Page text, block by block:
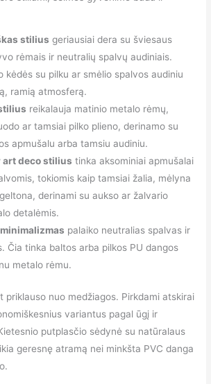
stilius geriausiai dera su šviesaus
rėmais ir neutralių spalvų audiniais.
kėdės su pilku ar smėlio spalvos audiniu
ramią atmosferą.
reikalauja matinio metalo rėmų,
ar tamsiai pilko plieno, derinamo su
apmušalu arba tamsiu audiniu.
art deco stilius tinka aksominiai apmušalai
tokiomis kaip tamsiai žalia, mėlyna
derinami su aukso ar žalvario
detalėmis.
palaiko neutralias spalvas ir
Čia tinka baltos arba pilkos PU dangos
metalo rėmu.
priklauso nuo medžiagos. Pirkdami atskirai
variantus pagal ūgį ir
putplasčio sėdynė su natūralaus
geresnę atramą nei minkšta PVC danga